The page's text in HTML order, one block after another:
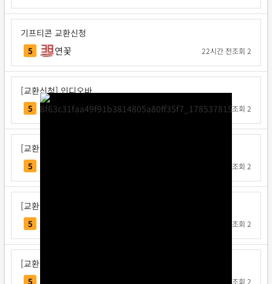
기프티콘 교환신청
5 연꽃 22시간 전조회 2
[교환신청] 인디오바
5 인디오바 1일 전조회 2
[교환신청] 지크사
5 조회 2
[교환신청] 탁구왕김탁구
5 조회 2
[교환신청] 베리독
5 조회 2